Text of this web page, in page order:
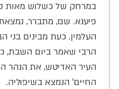
במרחק של כשלוש מאות
פיענא. שם, מתברר,
העלמין. כעת מבינים
הרבי שאמר ביום השבת,
העיר האדיטש, את הנהר
החיים' הנמצא בשיפוליה.